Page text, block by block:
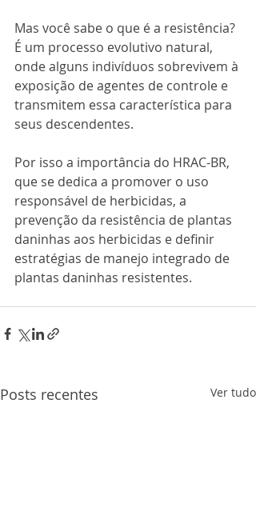
Mas você sabe o que é a resistência?
É um processo evolutivo natural,
onde alguns indivíduos sobrevivem à
exposição de agentes de controle e
transmitem essa característica para
seus descendentes.
Por isso a importância do HRAC-BR,
que se dedica a promover o uso
responsável de herbicidas, a
prevenção da resistência de plantas
daninhas aos herbicidas e definir
estratégias de manejo integrado de
plantas daninhas resistentes.
Posts recentes Ver tudo